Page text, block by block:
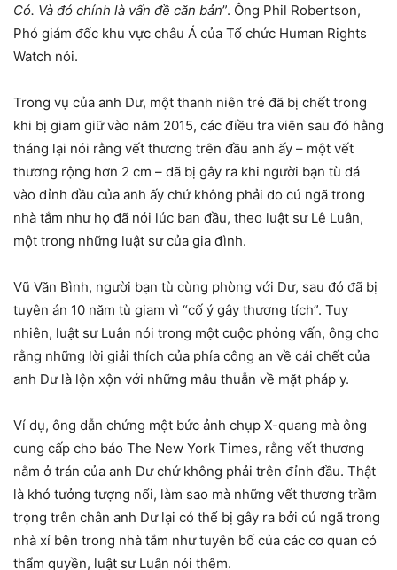
Có. Và đó chính là vấn đề căn bản”. Ông Phil Robertson,
Phó giám đốc khu vực châu Á của Tổ chức Human Rights
Watch nói.
Trong vụ của anh Dư, một thanh niên trẻ đã bị chết trong
khi bị giam giữ vào năm 2015, các điều tra viên sau đó hằng
tháng lại nói rằng vết thương trên đầu anh ấy – một vết
thương rộng hơn 2 cm – đã bị gây ra khi người bạn tù đá
vào đỉnh đầu của anh ấy chứ không phải do cú ngã trong
nhà tắm như họ đã nói lúc ban đầu, theo luật sư Lê Luân,
một trong những luật sư của gia đình.
Vũ Văn Bình, người bạn tù cùng phòng với Dư, sau đó đã bị
tuyên án 10 năm tù giam vì “cố ý gây thương tích”. Tuy
nhiên, luật sư Luân nói trong một cuộc phỏng vấn, ông cho
rằng những lời giải thích của phía công an về cái chết của
anh Dư là lộn xộn với những mâu thuẫn về mặt pháp y.
Ví dụ, ông dẫn chứng một bức ảnh chụp X-quang mà ông
cung cấp cho báo The New York Times, rằng vết thương
nằm ở trán của anh Dư chứ không phải trên đỉnh đầu. Thật
là khó tưởng tượng nổi, làm sao mà những vết thương trầm
trọng trên chân anh Dư lại có thể bị gây ra bởi cú ngã trong
nhà xí bên trong nhà tắm như tuyên bố của các cơ quan có
thẩm quyền, luật sư Luân nói thêm.